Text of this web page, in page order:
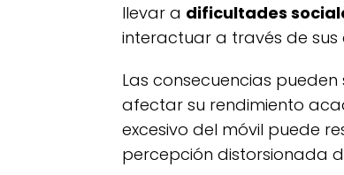
llevar a dificultades
interactuar a través de
Las consecuencias
afectar su rendimiento
excesivo del móvil puede
percepción distorsionada